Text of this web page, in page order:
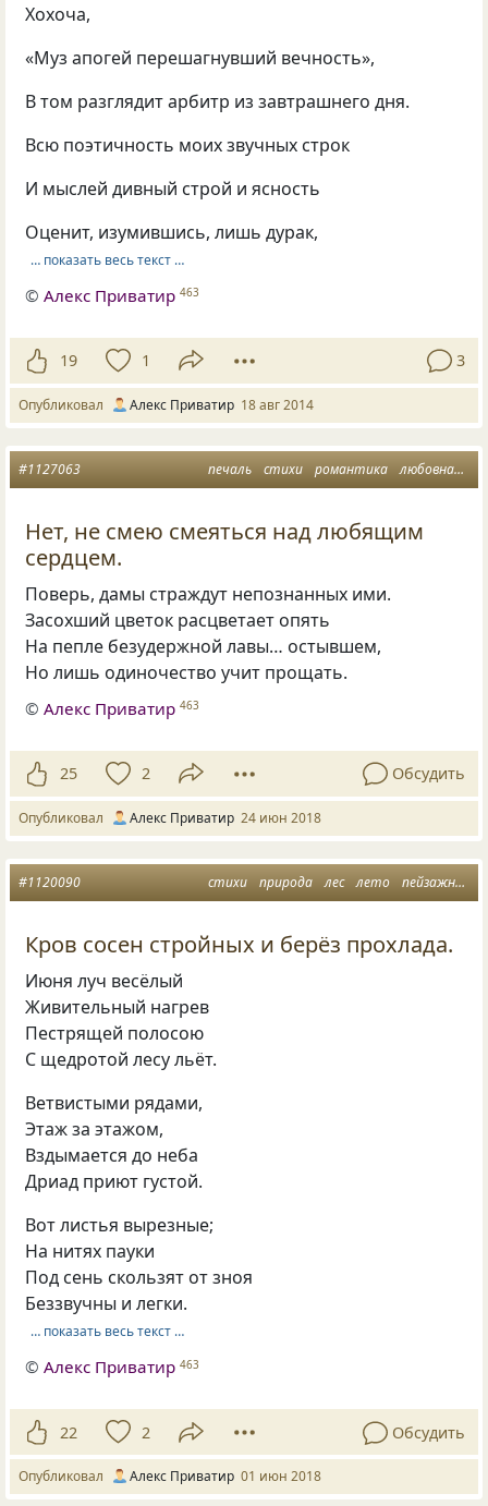
Хохоча,
«Муз апогей перешагнувший вечность»,
В том разглядит арбитр из завтрашнего дня.
Всю поэтичность моих звучных строк
И мыслей дивный строй и ясность
Оценит, изумившись, лишь дурак,
… показать весь текст …
©Алекс Приватир 463
19 1 3
Опубликовал Алекс Приватир 18 авг 2014
печаль стихи романтика любовная лирика
#1127063
Нет, не смею смеяться над любящим
сердцем.
Поверь, дамы страждут непознанных ими.
Засохший цветок расцветает опять
На пепле безудержной лавы… остывшем,
Но лишь одиночество учит прощать.
©Алекс Приватир 463
25 2 Обсудить
Опубликовал Алекс Приватир 24 июн 2018
стихи природа лес лето пейзажная лирика
#1120090
Кров сосен стройных и берёз прохлада.
Июня луч весёлый
Живительный нагрев
Пестрящей полосою
С щедротой лесу льёт.
Ветвистыми рядами,
Этаж за этажом,
Вздымается до неба
Дриад приют густой.
Вот листья вырезные;
На нитях пауки
Под сень скользят от зноя
Беззвучны и легки.
… показать весь текст …
©Алекс Приватир 463
22 2 Обсудить
Опубликовал Алекс Приватир 01 июн 2018